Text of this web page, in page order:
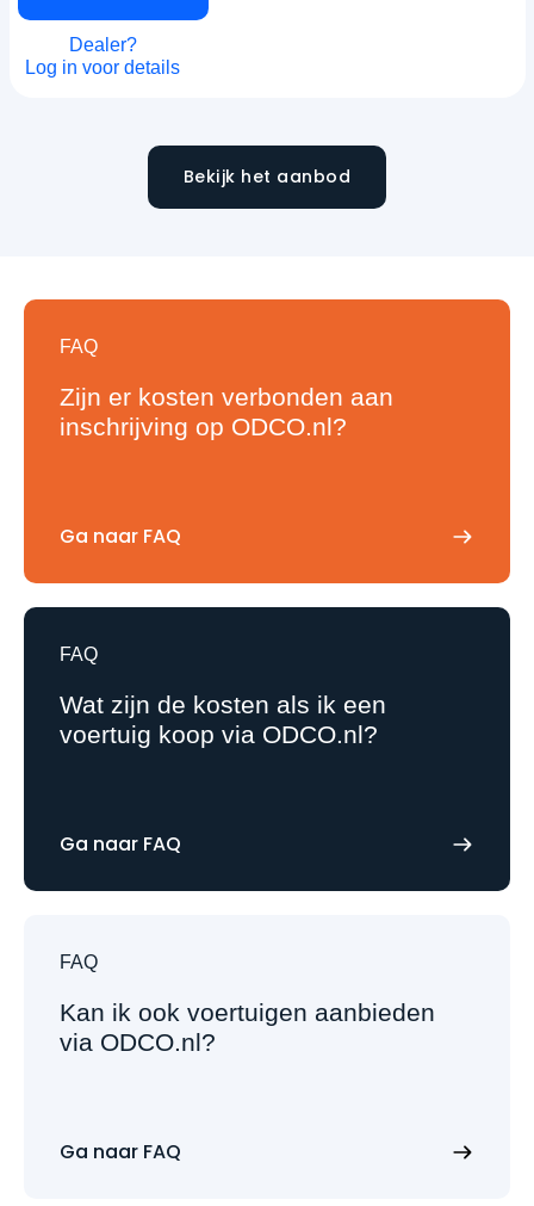
Dealer?
Log in voor details
Bekijk het aanbod
FAQ
Zijn er kosten verbonden aan
inschrijving op ODCO.nl?
Ga naar FAQ
FAQ
Wat zijn de kosten als ik een
voertuig koop via ODCO.nl?
Ga naar FAQ
FAQ
Kan ik ook voertuigen aanbieden
via ODCO.nl?
Ga naar FAQ